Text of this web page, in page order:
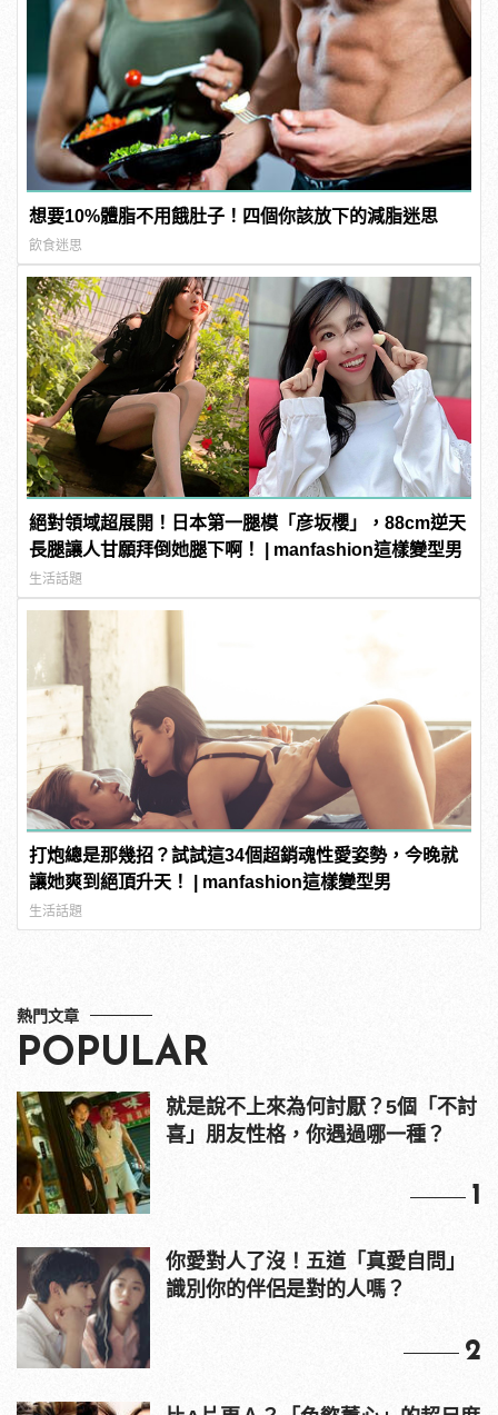
想要10%體脂不用餓肚子！四個你該放下的減脂迷思
飲食迷思
絕對領域超展開！日本第一腿模「彦坂櫻」，88cm逆天
長腿讓人甘願拜倒她腿下啊！ | manfashion這樣變型男
生活話題
打炮總是那幾招？試試這34個超銷魂性愛姿勢，今晚就
讓她爽到絕頂升天！ | manfashion這樣變型男
生活話題
熱門文章
POPULAR
就是說不上來為何討厭？5個「不討
喜」朋友性格，你遇過哪一種？
1
你愛對人了沒！五道「真愛自問」
識別你的伴侶是對的人嗎？
2